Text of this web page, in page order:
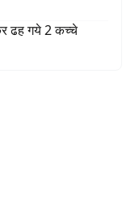
ढह गये 2 कच्चे